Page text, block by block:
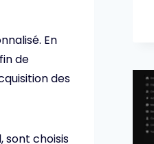
En
de
des
sont choisis